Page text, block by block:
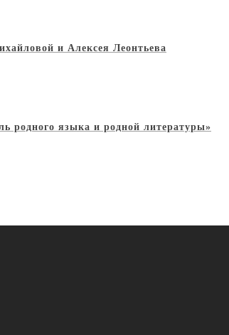
и Алексея Леонтьева
родного языка и родной литературы»